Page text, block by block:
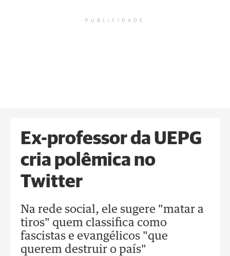
PUBLICIDADE
Ex-professor da UEPG
cria polêmica no
Twitter
Na rede social, ele sugere "matar a
tiros" quem classifica como
fascistas e evangélicos "que
querem destruir o país"